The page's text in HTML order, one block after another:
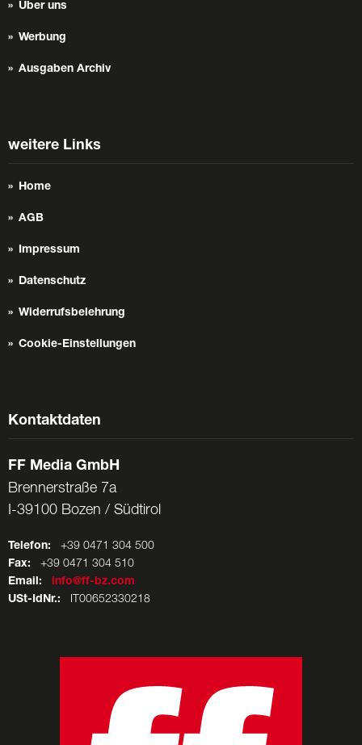
Über uns
Werbung
Ausgaben Archiv
weitere Links
Home
AGB
Impressum
Datenschutz
Widerrufsbelehrung
Cookie-Einstellungen
Kontaktdaten
FF Media GmbH
Brennerstraße 7a
I-39100 Bozen / Südtirol
Telefon: +39 0471 304 500
Fax: +39 0471 304 510
Email:
info@ff-bz.com
USt-IdNr.: IT00652330218